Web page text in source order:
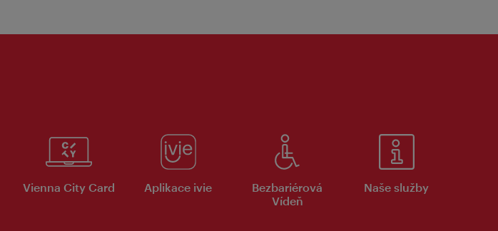
Vienna City Card Aplikace ivie
Bezbariérová
Vídeň
Naše služby